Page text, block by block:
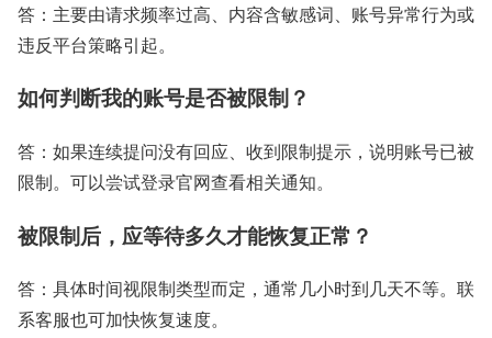
答：主要由请求频率过高、内容含敏感词、账号异常行为或
违反平台策略引起。
如何判断我的账号是否被限制？
答：如果连续提问没有回应、收到限制提示，说明账号已被
限制。可以尝试登录官网查看相关通知。
被限制后，应等待多久才能恢复正常？
答：具体时间视限制类型而定，通常几小时到几天不等。联
系客服也可加快恢复速度。